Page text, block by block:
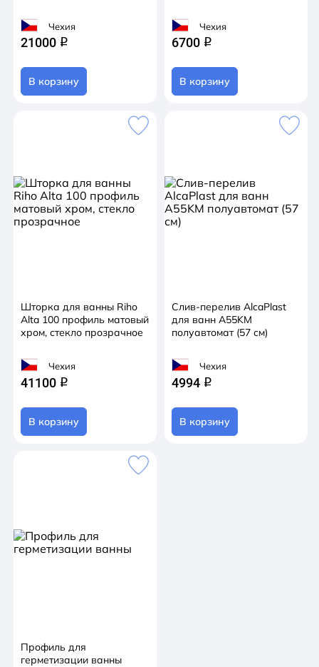
Чехия
21000 q
В корзину
Чехия
6700 q
В корзину
Шторка для ванны Riho
Alta 100 профиль матовый
хром, стекло прозрачное
Чехия
41100 q
В корзину
Слив-перелив AlcaPlast
для ванн A55KM
полуавтомат (57 см)
Чехия
4994 q
В корзину
Профиль для
герметизации ванны